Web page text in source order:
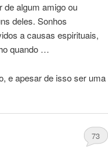
de algum amigo ou
deles. Sonhos
a causas espirituais,
quando …
, e apesar de isso ser uma
73